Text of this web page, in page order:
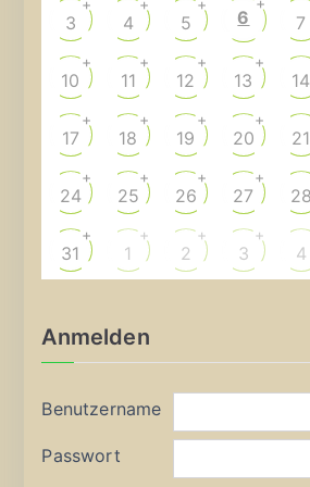
3
+
4
+
5
+
6 7
10
+
11
+
12
+
13
+
14
17
+
18
+
19
+
20
+
21
24
+
25
+
26
+
27
+
28
31
+
1
+
2
+
3
+
4
Anmelden
Benutzername
Passwort